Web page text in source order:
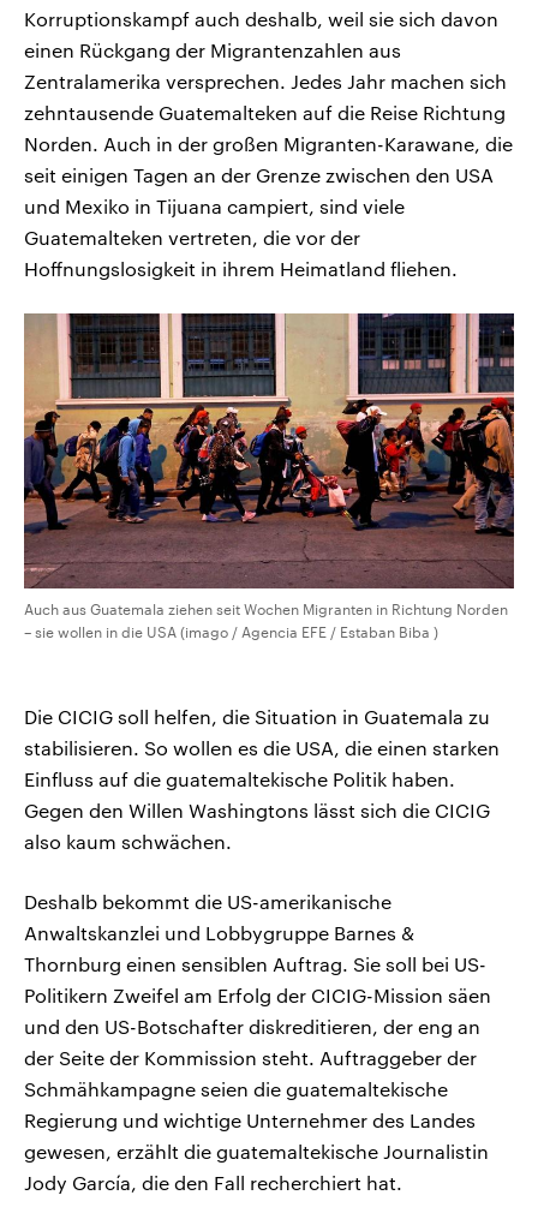
Korruptionskampf auch deshalb, weil sie sich davon
einen Rückgang der Migrantenzahlen aus
Zentralamerika versprechen. Jedes Jahr machen sich
zehntausende Guatemalteken auf die Reise Richtung
Norden. Auch in der großen Migranten-Karawane, die
seit einigen Tagen an der Grenze zwischen den USA
und Mexiko in Tijuana campiert, sind viele
Guatemalteken vertreten, die vor der
Hoffnungslosigkeit in ihrem Heimatland fliehen.
Auch aus Guatemala ziehen seit Wochen Migranten in Richtung Norden
– sie wollen in die USA (imago / Agencia EFE / Estaban Biba )
Die CICIG soll helfen, die Situation in Guatemala zu
stabilisieren. So wollen es die USA, die einen starken
Einfluss auf die guatemaltekische Politik haben.
Gegen den Willen Washingtons lässt sich die CICIG
also kaum schwächen.
Deshalb bekommt die US-amerikanische
Anwaltskanzlei und Lobbygruppe Barnes &
Thornburg einen sensiblen Auftrag. Sie soll bei US-
Politikern Zweifel am Erfolg der CICIG-Mission säen
und den US-Botschafter diskreditieren, der eng an
der Seite der Kommission steht. Auftraggeber der
Schmähkampagne seien die guatemaltekische
Regierung und wichtige Unternehmer des Landes
gewesen, erzählt die guatemaltekische Journalistin
Jody García, die den Fall recherchiert hat.